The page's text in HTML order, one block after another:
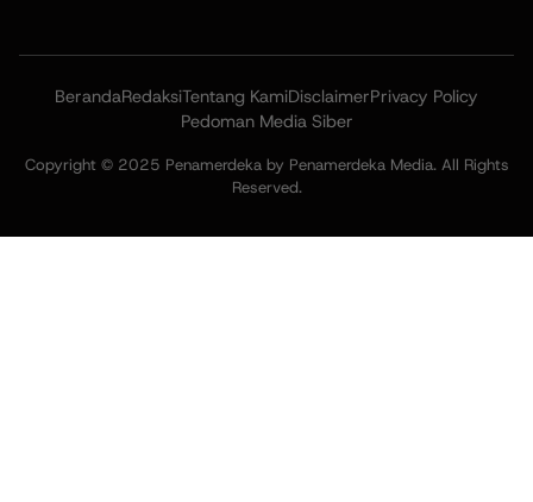
BerandaRedaksiTentang KamiDisclaimerPrivacy Policy
Pedoman Media Siber
Copyright © 2025 Penamerdeka by Penamerdeka Media. All Rights
Reserved.